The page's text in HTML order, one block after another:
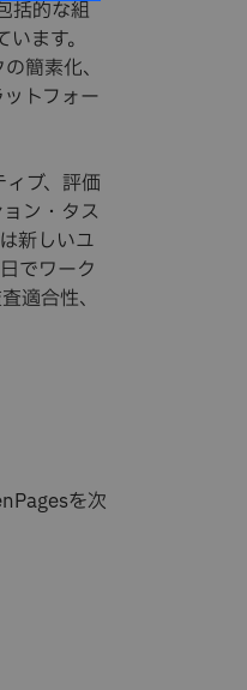
括的な組
ます。
簡素化、
トフォー
ブ、評価
ン・タス
新しいユ
でワーク
適合性、
を次